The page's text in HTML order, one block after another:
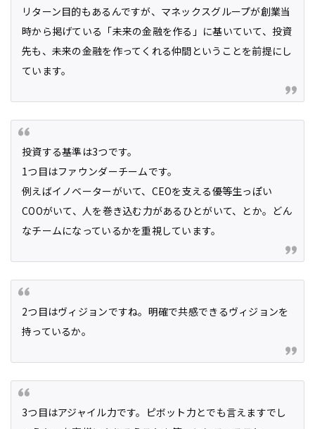
リターン目的もあるんですが、マネックスグループが創業当
時から掲げている「未来の金融を作る」に基いていて、投資
先も、未来の金融を作ってくれる仲間ということを前提にし
ています。
投資する基準は3つです。
1つ目はファウンダーチームです。
例えばイノベーターがいて、CEOを支える優等生っぽい
COOがいて、人を巻き込む力があるひとがいて、とか。どん
なチームになっているかを重視しています。
2つ目はヴィジョンですね。明確で共感できるヴィジョンを
持っているか。
3つ目はアジャイル力です。ピボット力とでも言えますでし